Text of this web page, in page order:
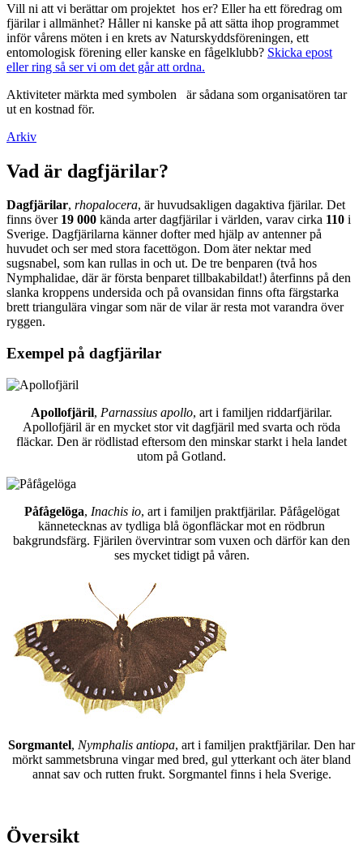
Vill ni att vi berättar om projektet hos er? Eller ha ett föredrag om
fjärilar i allmänhet? Håller ni kanske på att sätta ihop programmet
inför vårens möten i en krets av Naturskyddsföreningen, ett
entomologisk förening eller kanske en fågelklubb? Skicka epost
eller ring så ser vi om det går att ordna.
Aktiviteter märkta med symbolen
är sådana som organisatören tar
ut en kostnad för.
Arkiv
Vad är dagfjärilar?
Dagfjärilar, rhopalocera, är huvudsakligen dagaktiva fjärilar. Det
finns över 19 000 kända arter dagfjärilar i världen, varav cirka 110 i
Sverige. Dagfjärilarna känner dofter med hjälp av antenner på
huvudet och ser med stora facettögon. Dom äter nektar med
sugsnabel, som kan rullas in och ut. De tre benparen (två hos
Nymphalidae, där är första benparet tillbakabildat!) återfinns på den
slanka kroppens undersida och på ovansidan finns ofta färgstarka
brett triangulära vingar som när de vilar är resta mot varandra över
ryggen.
Exempel på dagfjärilar
Apollofjäril, Parnassius apollo, art i familjen riddarfjärilar.
Apollofjäril är en mycket stor vit dagfjäril med svarta och röda
fläckar. Den är rödlistad eftersom den minskar starkt i hela landet
utom på Gotland.
Påfågelöga, Inachis io, art i familjen praktfjärilar. Påfågelögat
kännetecknas av tydliga blå ögonfläckar mot en rödbrun
bakgrundsfärg. Fjärilen övervintrar som vuxen och därför kan den
ses mycket tidigt på våren.
Sorgmantel, Nymphalis antiopa, art i familjen praktfjärilar. Den har
mörkt sammetsbruna vingar med bred, gul ytterkant och äter bland
annat sav och rutten frukt. Sorgmantel finns i hela Sverige.
Översikt